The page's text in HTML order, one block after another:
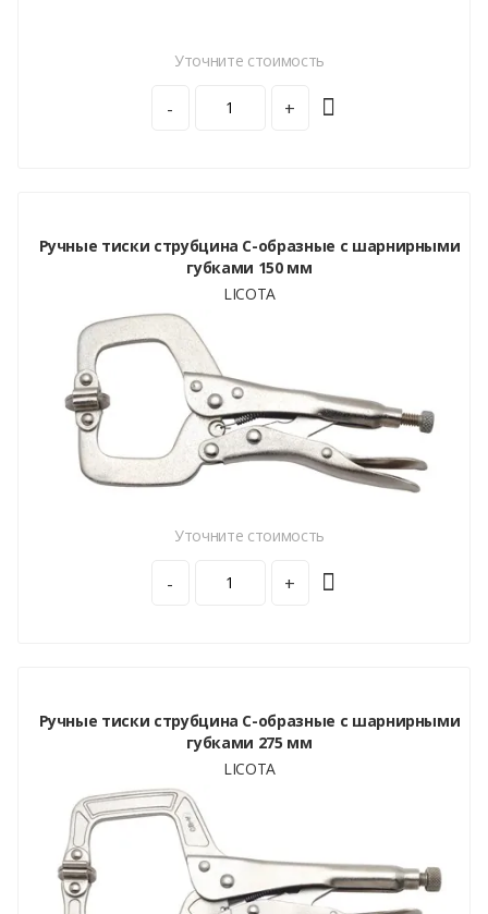
Уточните стоимость
- +
Ручные тиски струбцина С-образные с шарнирными
губками 150 мм
LICOTA
Уточните стоимость
- +
Ручные тиски струбцина С-образные с шарнирными
губками 275 мм
LICOTA